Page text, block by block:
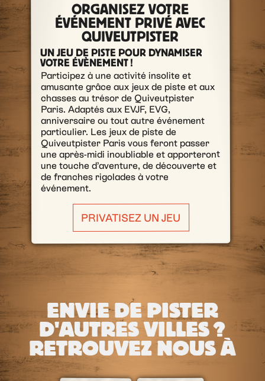
ORGANISEZ VOTRE
ÉVÉNEMENT PRIVÉ AVEC
QUIVEUTPISTER
UN JEU DE PISTE POUR DYNAMISER
VOTRE ÉVÈNEMENT !
Participez à une activité insolite et
amusante grâce aux jeux de piste et aux
chasses au trésor de Quiveutpister
Paris. Adaptés aux EVJF, EVG,
anniversaire ou tout autre événement
particulier. Les jeux de piste de
Quiveutpister Paris vous feront passer
une après-midi inoubliable et apporteront
une touche d’aventure, de découverte et
de franches rigolades à votre
événement.
PRIVATISEZ UN JEU
ENVIE DE PISTER
D'AUTRES VILLES ?
RETROUVEZ NOUS À